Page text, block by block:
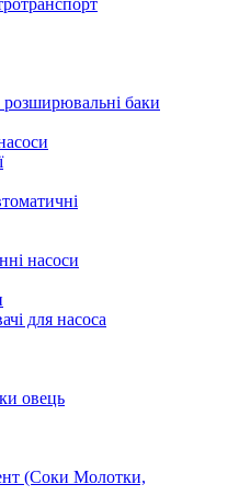
розширювальні баки
насоси
для насоса
овець
(Соки Молотки,